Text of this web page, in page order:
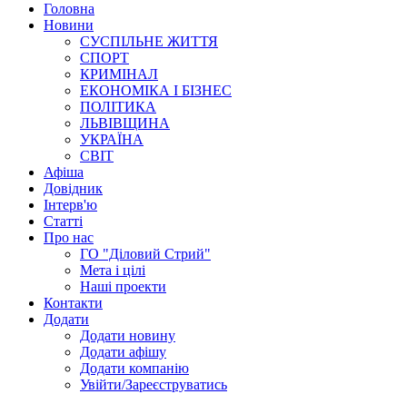
Головна
Новини
СУСПІЛЬНЕ ЖИТТЯ
СПОРТ
КРИМІНАЛ
ЕКОНОМІКА І БІЗНЕС
ПОЛІТИКА
ЛЬВІВЩИНА
УКРАЇНА
СВІТ
Афіша
Довідник
Інтерв'ю
Статті
Про нас
ГО "Діловий Стрий"
Мета і цілі
Наші проекти
Контакти
Додати
Додати новину
Додати афішу
Додати компанію
Увійти/Зареєструватись